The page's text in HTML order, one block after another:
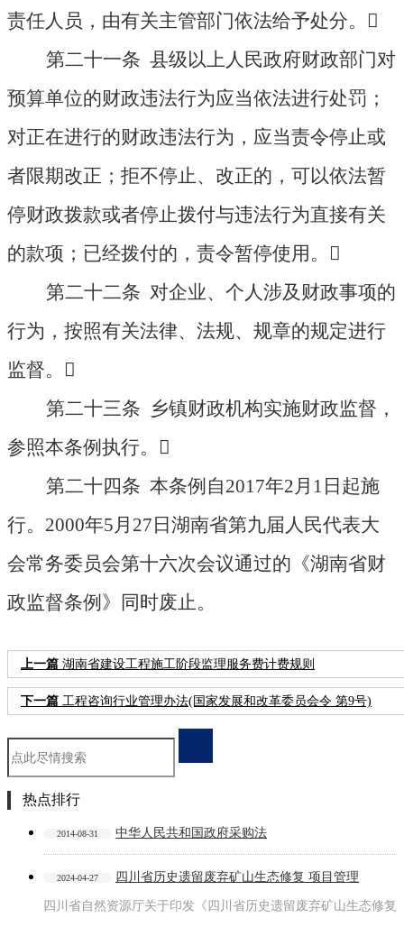
责任人员，由有关主管部门依法给予处分。 
第二十一条 县级以上人民政府财政部门对
预算单位的财政违法行为应当依法进行处罚；
对正在进行的财政违法行为，应当责令停止或
者限期改正；拒不停止、改正的，可以依法暂
停财政拨款或者停止拨付与违法行为直接有关
的款项；已经拨付的，责令暂停使用。 
第二十二条 对企业、个人涉及财政事项的
行为，按照有关法律、法规、规章的规定进行
监督。 
第二十三条 乡镇财政机构实施财政监督，
参照本条例执行。 
第二十四条 本条例自2017年2月1日起施
行。2000年5月27日湖南省第九届人民代表大
会常务委员会第十六次会议通过的《湖南省财
政监督条例》同时废止。
上一篇 湖南省建设工程施工阶段监理服务费计费规则
下一篇 工程咨询行业管理办法(国家发展和改革委员会令 第9号)
热点排行
2014-08-31 中华人民共和国政府采购法
2024-04-27 四川省历史遗留废弃矿山生态修复 项目管理
四川省自然资源厅关于印发《四川省历史遗留废弃矿山生态修复